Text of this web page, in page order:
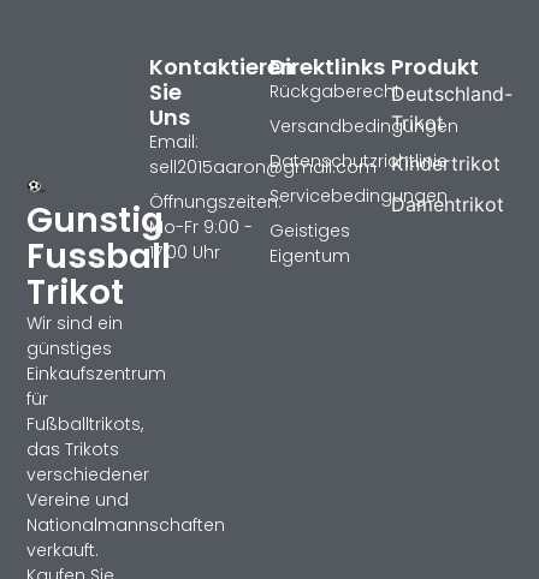
Gunstig
Fussball
Trikot
Wir sind ein
günstiges
Einkaufszentrum
für
Fußballtrikots,
das Trikots
verschiedener
Vereine und
Nationalmannschaften
verkauft.
Produkt
Deutschland-
Trikot
Kindertrikot
Damentrikot
Direktlinks
Rückgaberecht
Versandbedingungen
Datenschutzrichtlinie
Servicebedingungen
Geistiges
Eigentum
Kontaktieren
Sie
Uns
Email:
sell2015aaron@gmail.com
Öffnungszeiten:
Mo-Fr 9:00 -
17:00 Uhr